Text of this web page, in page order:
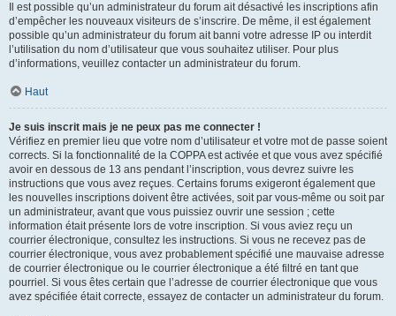
Il est possible qu’un administrateur du forum ait désactivé les inscriptions afin
d’empêcher les nouveaux visiteurs de s’inscrire. De même, il est également
possible qu’un administrateur du forum ait banni votre adresse IP ou interdit
l’utilisation du nom d’utilisateur que vous souhaitez utiliser. Pour plus
d’informations, veuillez contacter un administrateur du forum.
Haut
Je suis inscrit mais je ne peux pas me connecter !
Vérifiez en premier lieu que votre nom d’utilisateur et votre mot de passe soient
corrects. Si la fonctionnalité de la COPPA est activée et que vous avez spécifié
avoir en dessous de 13 ans pendant l’inscription, vous devrez suivre les
instructions que vous avez reçues. Certains forums exigeront également que
les nouvelles inscriptions doivent être activées, soit par vous-même ou soit par
un administrateur, avant que vous puissiez ouvrir une session ; cette
information était présente lors de votre inscription. Si vous aviez reçu un
courrier électronique, consultez les instructions. Si vous ne recevez pas de
courrier électronique, vous avez probablement spécifié une mauvaise adresse
de courrier électronique ou le courrier électronique a été filtré en tant que
pourriel. Si vous êtes certain que l’adresse de courrier électronique que vous
avez spécifiée était correcte, essayez de contacter un administrateur du forum.